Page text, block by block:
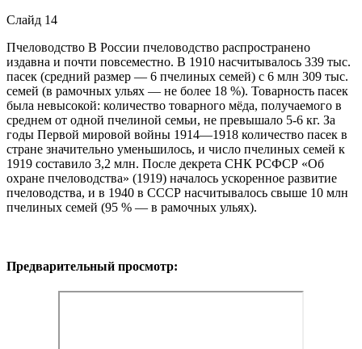
Слайд 14
Пчеловодство В России пчеловодство распространено
издавна и почти повсеместно. В 1910 насчитывалось 339 тыс.
пасек (средний размер — 6 пчелиных семей) с 6 млн 309 тыс.
семей (в рамочных ульях — не более 18 %). Товарность пасек
была невысокой: количество товарного мёда, получаемого в
среднем от одной пчелиной семьи, не превышало 5-6 кг. За
годы Первой мировой войны 1914—1918 количество пасек в
стране значительно уменьшилось, и число пчелиных семей к
1919 составило 3,2 млн. После декрета СНК РСФСР «Об
охране пчеловодства» (1919) началось ускоренное развитие
пчеловодства, и в 1940 в СССР насчитывалось свыше 10 млн
пчелиных семей (95 % — в рамочных ульях).
Предварительный просмотр: